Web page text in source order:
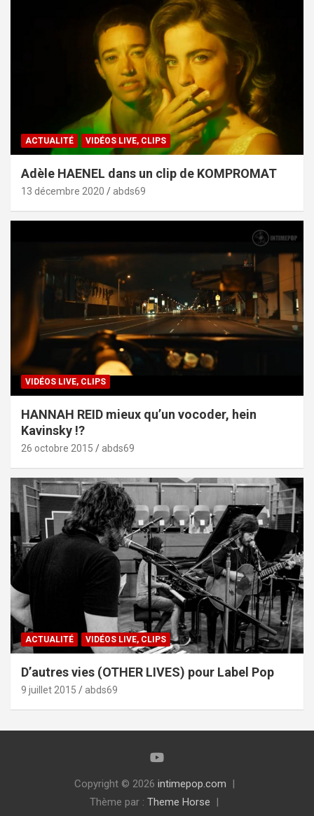
ACTUALITÉ VIDÉOS LIVE, CLIPS
Adèle HAENEL dans un clip de KOMPROMAT
13 décembre 2020 abds69
VIDÉOS LIVE, CLIPS
HANNAH REID mieux qu’un vocoder, hein
Kavinsky !?
26 octobre 2015 abds69
ACTUALITÉ VIDÉOS LIVE, CLIPS
D’autres vies (OTHER LIVES) pour Label Pop
9 juillet 2015 abds69
Copyright © 2026 intimepop.com
Thème par : Theme Horse